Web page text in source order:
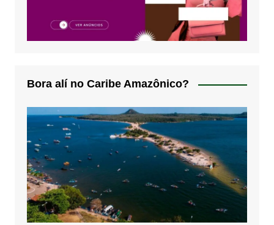
Bora alí no Caribe Amazônico?